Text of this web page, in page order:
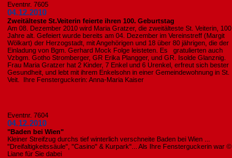
Eventnr. 7605
04.12.2010
Zweitälteste St.Veiterin feierte ihren 100. Geburtstag
Am 08. Dezember 2010 wird Maria Gratzer, die zweitälteste St. Veiterin, 100
Jahre alt. Gefeiert wurde bereits am 04. Dezember im Vereinstreff (Margit
Wölkart) der Herzogstadt, mit Angehörigen und 18 über 80 jährigen, die der
Einladung von Bgm. Gerhard Mock Folge leisteten. Es gratulierten auch
Vzbgm. Gotho Stromberger, GR Erika Plangger, und GR. Isolde Glanznig.
Frau Maria Gratzer hat 2 Kinder, 7 Enkel und 6 Urenkel, erfreut sich bester
Gesundheit, und lebt mit ihrem Enkelsohn in einer Gemeindewohnung in St.
Veit. Ihre Fensterguckerin: Anna-Maria Kaiser
Eventnr. 7604
04.12.2010
"Baden bei Wien"
Kleiner Streifzug durchs tief winterlich verschneite Baden bei Wien ...
"Dreifaltigkeitssäule", "Casino" & Kurpark"... Als Ihre Fensterguckerin war ©
Liane für Sie dabei